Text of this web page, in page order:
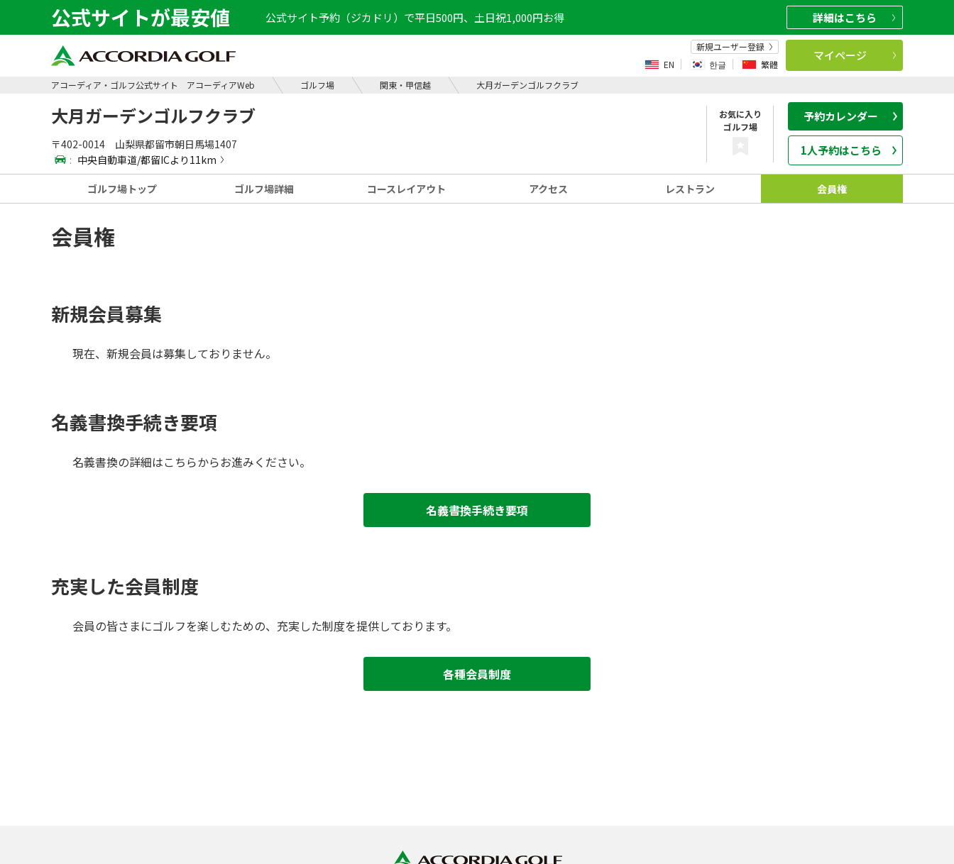
公式サイトが最安値 公式サイト予約（ジカドリ）で平日500円、土日祝1,000円お得 詳細はこちら
新規ユーザー登録
EN
한글 繁體
マイページ
アコーディア・ゴルフ公式サイト アコーディアWeb ゴルフ場 関東・甲信越 大月ガーデンゴルフクラブ
大月ガーデンゴルフクラブ
〒402-0014 山梨県都留市朝日馬場1407
: 中央自動車道/都留ICより11km
お気に入り
ゴルフ場
予約カレンダー
1人予約はこちら
ゴルフ場 トップ ゴルフ場詳細 コース レイアウト アクセス レストラン 会員権
会員権
新規会員募集
現在、新規会員は募集しておりません。
名義書換手続き要項
名義書換の詳細はこちらからお進みください。
名義書換手続き要項
充実した会員制度
会員の皆さまにゴルフを楽しむための、充実した制度を提供しております。
各種会員制度